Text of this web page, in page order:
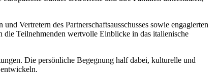
Vertretern des Partnerschaftsausschusses sowie engagierten
die Teilnehmenden wertvolle Einblicke in das italienische
Die persönliche Begegnung half dabei, kulturelle und